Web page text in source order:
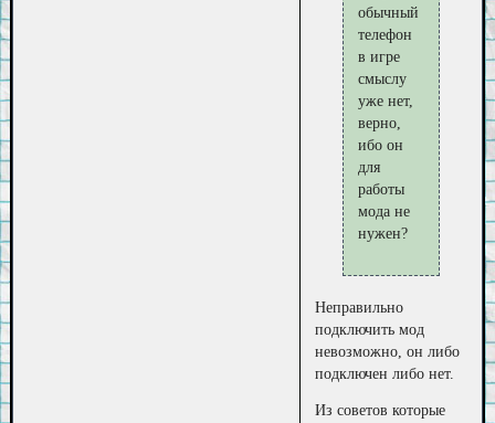
обычный
телефон
в игре
смыслу
уже нет,
верно,
ибо он
для
работы
мода не
нужен?
Неправильно
подключить мод
невозможно, он либо
подключен либо нет.
Из советов которые